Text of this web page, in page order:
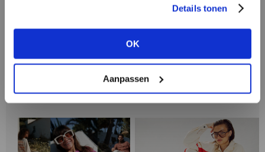
Details tonen
OK
Aanpassen
NOG GEEN ACCOUNT?
Second female